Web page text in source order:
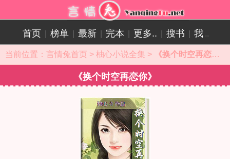
首页 榜单 最新 完本 更多.. 搜书 我 ..
当前位置： 言情兔首页 > 柚心小说全集 > 《换个时空再恋你》小说目录
《换个时空再恋你》